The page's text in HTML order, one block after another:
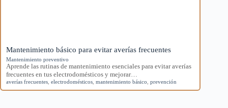
Mantenimiento básico para evitar averías frecuentes
Mantenimiento preventivo
Aprende las rutinas de mantenimiento esenciales para evitar averías
frecuentes en tus electrodomésticos y mejorar…
averías frecuentes electrodomésticos mantenimiento básico prevención